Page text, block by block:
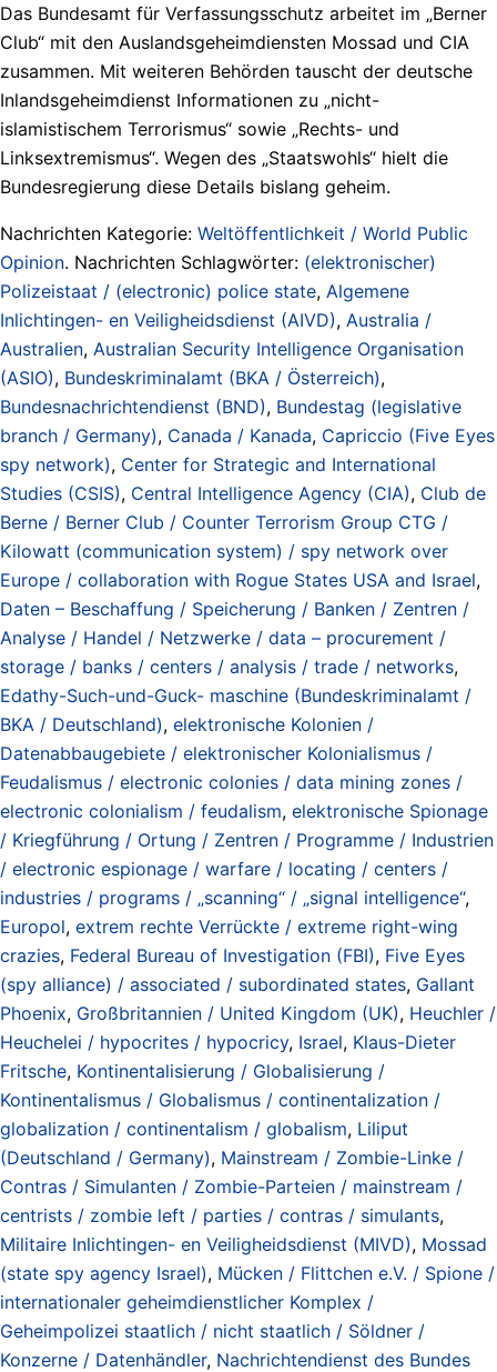
Das Bundesamt für Verfassungsschutz arbeitet im „Berner
Club“ mit den Auslandsgeheimdiensten Mossad und CIA
zusammen. Mit weiteren Behörden tauscht der deutsche
Inlandsgeheimdienst Informationen zu „nicht-
islamistischem Terrorismus“ sowie „Rechts- und
Linksextremismus“. Wegen des „Staatswohls“ hielt die
Bundesregierung diese Details bislang geheim.
Nachrichten Kategorie: Weltöffentlichkeit / World Public
Opinion. Nachrichten Schlagwörter: (elektronischer)
Polizeistaat / (electronic) police state, Algemene
Inlichtingen- en Veiligheidsdienst (AIVD), Australia /
Australien, Australian Security Intelligence Organisation
(ASIO), Bundeskriminalamt (BKA / Österreich),
Bundesnachrichtendienst (BND), Bundestag (legislative
branch / Germany), Canada / Kanada, Capriccio (Five Eyes
spy network), Center for Strategic and International
Studies (CSIS), Central Intelligence Agency (CIA), Club de
Berne / Berner Club / Counter Terrorism Group CTG /
Kilowatt (communication system) / spy network over
Europe / collaboration with Rogue States USA and Israel,
Daten – Beschaffung / Speicherung / Banken / Zentren /
Analyse / Handel / Netzwerke / data – procurement /
storage / banks / centers / analysis / trade / networks,
Edathy-Such-und-Guck- maschine (Bundeskriminalamt /
BKA / Deutschland), elektronische Kolonien /
Datenabbaugebiete / elektronischer Kolonialismus /
Feudalismus / electronic colonies / data mining zones /
electronic colonialism / feudalism, elektronische Spionage
/ Kriegführung / Ortung / Zentren / Programme / Industrien
/ electronic espionage / warfare / locating / centers /
industries / programs / „scanning“ / „signal intelligence“,
Europol, extrem rechte Verrückte / extreme right-wing
crazies, Federal Bureau of Investigation (FBI), Five Eyes
(spy alliance) / associated / subordinated states, Gallant
Phoenix, Großbritannien / United Kingdom (UK), Heuchler /
Heuchelei / hypocrites / hypocricy, Israel, Klaus-Dieter
Fritsche, Kontinentalisierung / Globalisierung /
Kontinentalismus / Globalismus / continentalization /
globalization / continentalism / globalism, Liliput
(Deutschland / Germany), Mainstream / Zombie-Linke /
Contras / Simulanten / Zombie-Parteien / mainstream /
centrists / zombie left / parties / contras / simulants,
Militaire Inlichtingen- en Veiligheidsdienst (MIVD), Mossad
(state spy agency Israel), Mücken / Flittchen e.V. / Spione /
internationaler geheimdienstlicher Komplex /
Geheimpolizei staatlich / nicht staatlich / Söldner /
Konzerne / Datenhändler, Nachrichtendienst des Bundes